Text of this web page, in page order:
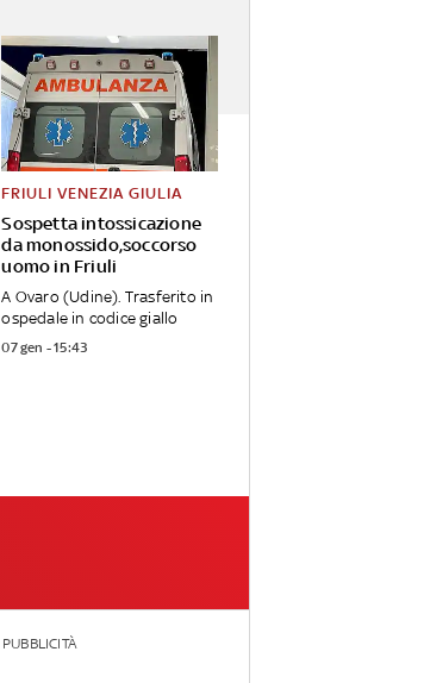
Sospetta intossicazione
da monossido,soccorso
uomo in Friuli
FRIULI VENEZIA GIULIA
A Ovaro (Udine). Trasferito in
ospedale in codice giallo
07 gen - 15:43
PUBBLICITÀ